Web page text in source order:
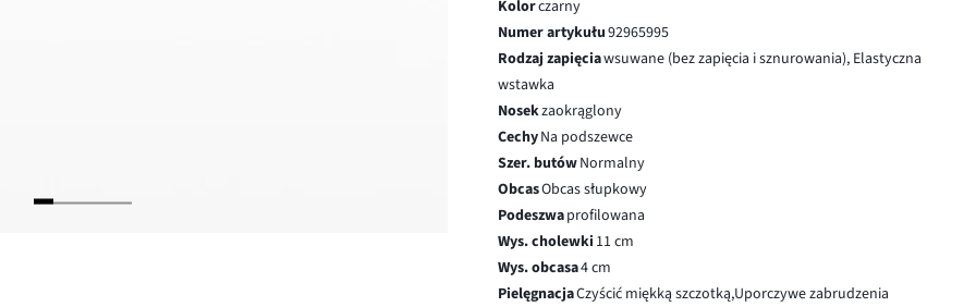
Kolorczarny
Numer artykułu92965995
Rodzaj zapięciawsuwane (bez zapięcia i sznurowania), Elastyczna
wstawka
Nosekzaokrąglony
CechyNa podszewce
Szer. butówNormalny
ObcasObcas słupkowy
Podeszwaprofilowana
Wys. cholewki 11 cm
Wys. obcasa4 cm
PielęgnacjaCzyścić miękką szczotką,Uporczywe zabrudzenia